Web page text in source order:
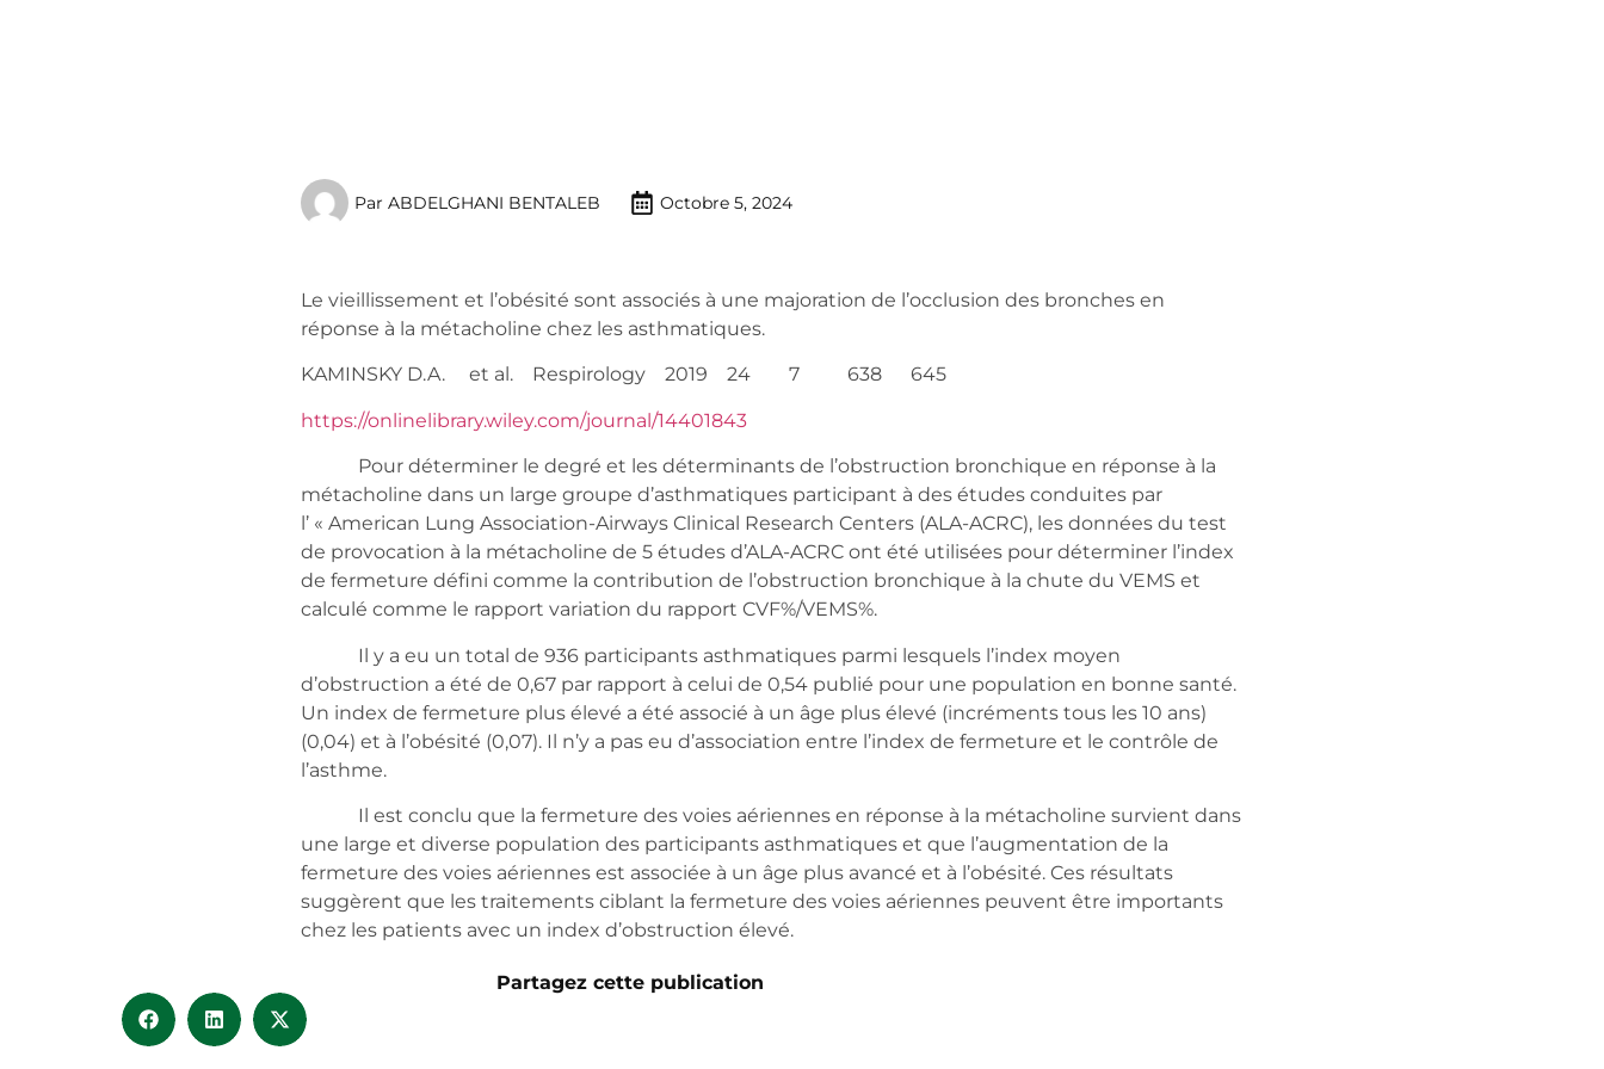
Par ABDELGHANI BENTALEB Octobre 5, 2024
Le vieillissement et l’obésité sont associés à une majoration de l’occlusion des bronches en
réponse à la métacholine chez les asthmatiques.
KAMINSKY D.A. et al. Respirology 2019 24 7 638 645
https://onlinelibrary.wiley.com/journal/14401843
Pour déterminer le degré et les déterminants de l’obstruction bronchique en réponse à la
métacholine dans un large groupe d’asthmatiques participant à des études conduites par
l’ « American Lung Association-Airways Clinical Research Centers (ALA-ACRC), les données du test
de provocation à la métacholine de 5 études d’ALA-ACRC ont été utilisées pour déterminer l’index
de fermeture défini comme la contribution de l’obstruction bronchique à la chute du VEMS et
calculé comme le rapport variation du rapport CVF%/VEMS%.
Il y a eu un total de 936 participants asthmatiques parmi lesquels l’index moyen
d’obstruction a été de 0,67 par rapport à celui de 0,54 publié pour une population en bonne santé.
Un index de fermeture plus élevé a été associé à un âge plus élevé (incréments tous les 10 ans)
(0,04) et à l’obésité (0,07). Il n’y a pas eu d’association entre l’index de fermeture et le contrôle de
l’asthme.
Il est conclu que la fermeture des voies aériennes en réponse à la métacholine survient dans
une large et diverse population des participants asthmatiques et que l’augmentation de la
fermeture des voies aériennes est associée à un âge plus avancé et à l’obésité. Ces résultats
suggèrent que les traitements ciblant la fermeture des voies aériennes peuvent être importants
chez les patients avec un index d’obstruction élevé.
Partagez cette publication